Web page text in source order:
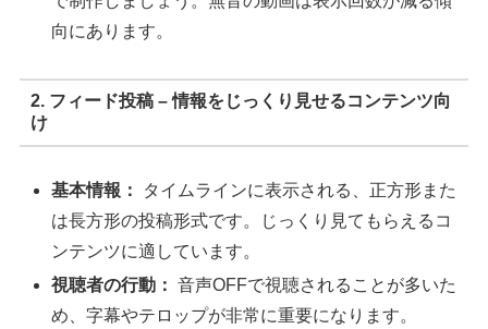
向にあります。
2. フィード投稿 – 情報をじっくり見せるコンテンツ向
け
基本情報：
タイムラインに表示される、正方形また
は長方形の投稿形式です。じっくり見てもらえるコ
ンテンツに適しています。
視聴者の行動： 音声OFFで視聴されることが多いた
め、字幕やテロップが非常に重要になります。